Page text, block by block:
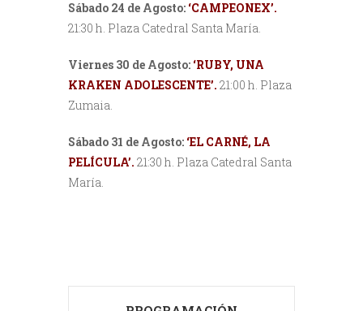
Sábado 24 de Agosto: ‘CAMPEONEX’.
21:30 h. Plaza Catedral Santa María.
Viernes 30 de Agosto: ‘RUBY, UNA
KRAKEN ADOLESCENTE’. 21:00 h. Plaza
Zumaia.
Sábado 31 de Agosto: ‘EL CARNÉ, LA
PELÍCULA’. 21:30 h. Plaza Catedral Santa
María.